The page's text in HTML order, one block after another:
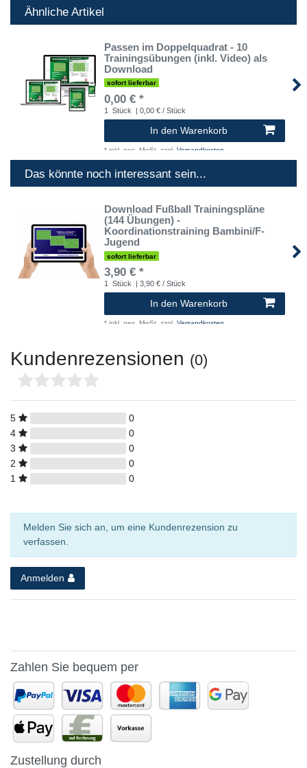
Ähnliche Artikel
Passen im Doppelquadrat - 10
Trainingsübungen (inkl. Video) als
Download
sofort lieferbar
0,00 € *
1 Stück | 0,00 € / Stück
In den Warenkorb
* inkl. ges. MwSt. zzgl. Versandkosten
Das könnte noch interessant sein...
Download Fußball Trainingspläne
(144 Übungen) -
Koordinationstraining Bambini/F-
Jugend
sofort lieferbar
3,90 € *
1 Stück | 3,90 € / Stück
In den Warenkorb
* inkl. ges. MwSt. zzgl. Versandkosten
Kundenrezensionen (0)
5
0
4
0
3
0
2
0
1
0
Melden Sie sich an, um eine Kundenrezension zu
verfassen.
Anmelden
Zahlen Sie bequem per
Zustellung durch